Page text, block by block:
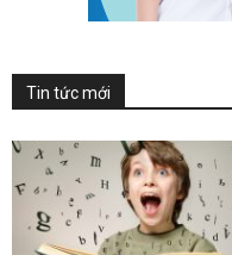
Tin tức mới